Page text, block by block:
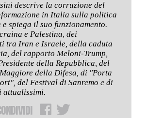
descrive la corruzione del
in Italia sulla politica
spiega il suo funzionamento.
e Palestina, dei
tra Iran e Israele, della caduta
del rapporto Meloni-Trump,
della Repubblica, del
della Difesa, di "Porta
del Festival di Sanremo e di
attualissimi.